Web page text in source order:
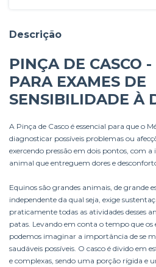
Descrição
PINÇA DE CASCO
PARA EXAMES DE
SENSIBILIDADE À
A Pinça de Casco é essencial para que o
diagnosticar possíveis problemas ou
exercendo pressão em dois pontos, com a
animal que entreguem dores e
Equinos são grandes animais, de grande
independente da qual seja, exige
praticamente todas as atividades desses
patas. Levando em conta o tempo que os
podemos imaginar a importância de se
saudáveis possíveis. O casco é divido em
e complexas, sendo uma porção rígida e